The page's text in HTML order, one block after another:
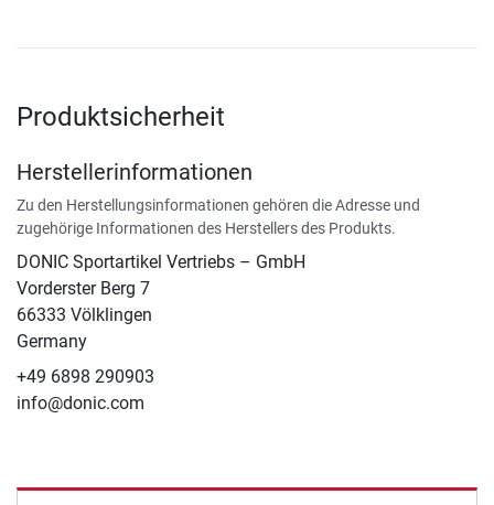
Produktsicherheit
Herstellerinformationen
Zu den Herstellungsinformationen gehören die Adresse und
zugehörige Informationen des Herstellers des Produkts.
DONIC Sportartikel Vertriebs – GmbH
Vorderster Berg 7
66333 Völklingen
Germany
+49 6898 290903
info@donic.com